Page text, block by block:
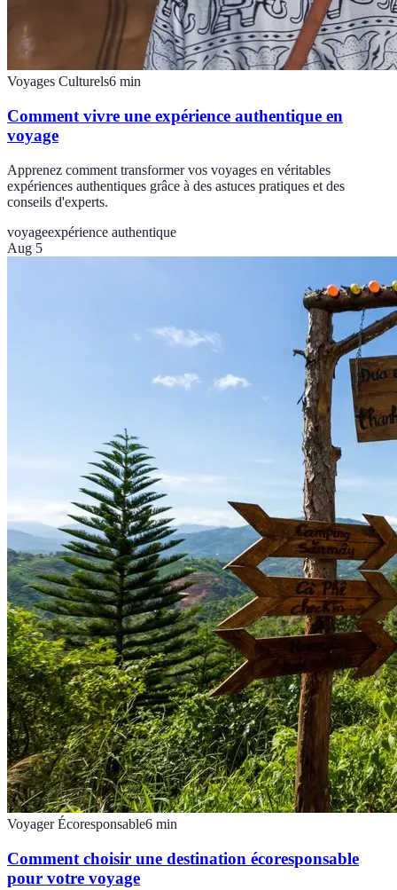
Voyages Culturels6 min
Comment vivre une expérience authentique en
voyage
Apprenez comment transformer vos voyages en véritables
expériences authentiques grâce à des astuces pratiques et des
conseils d'experts.
voyageexpérience authentique
Aug 5
Voyager Écoresponsable6 min
Comment choisir une destination écoresponsable
pour votre voyage